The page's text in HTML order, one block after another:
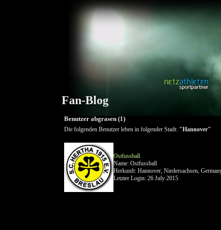
Fan-Blog
Benutzer abgrasen (1)
Die folgenden Benutzer leben in folgender Stadt: "Hannover"
Ostfussball
Name: Ostfussball
Herkunft: Hannover, Niedersachsen,
Letzter Login: 26 July 2015